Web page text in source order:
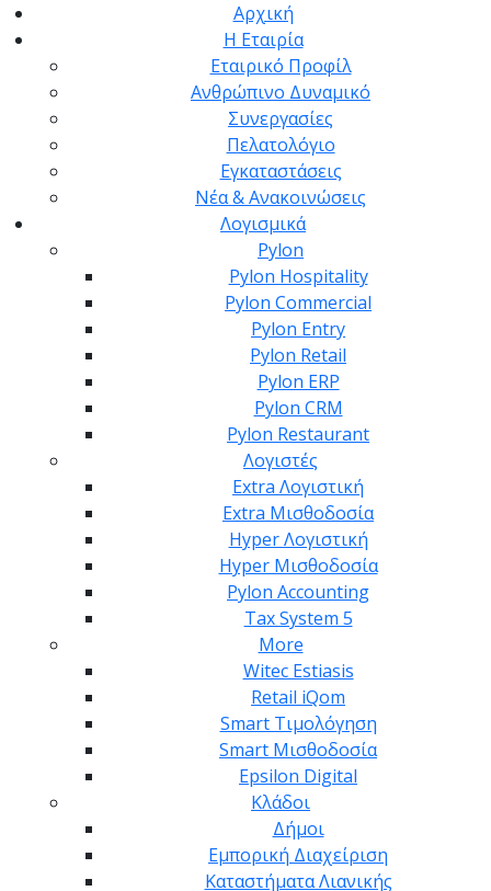
Αρχική
Η Εταιρία
Εταιρικό Προφίλ
Ανθρώπινο Δυναμικό
Συνεργασίες
Πελατολόγιο
Εγκαταστάσεις
Νέα & Ανακοινώσεις
Λογισμικά
Pylon
Pylon Hospitality
Pylon Commercial
Pylon Entry
Pylon Retail
Pylon ERP
Pylon CRM
Pylon Restaurant
Λογιστές
Extra Λογιστική
Extra Μισθοδοσία
Hyper Λογιστική
Hyper Μισθοδοσία
Pylon Accounting
Tax System 5
More
Witec Estiasis
Retail iQom
Smart Τιμολόγηση
Smart Μισθοδοσία
Epsilon Digital
Κλάδοι
Δήμοι
Εμπορική Διαχείριση
Καταστήματα Λιανικής